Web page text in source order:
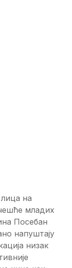
на
младих
Посебан
напуштају
низак